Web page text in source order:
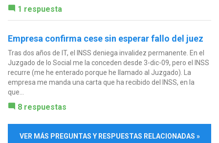
1 respuesta
Empresa confirma cese sin esperar fallo del juez
Tras dos años de IT, el INSS deniega invalidez permanente. En el
Juzgado de lo Social me la conceden desde 3-dic-09, pero el INSS
recurre (me he enterado porque he llamado al Juzgado). La
empresa me manda una carta que ha recibido del INSS, en la
que...
8 respuestas
VER MÁS PREGUNTAS Y RESPUESTAS RELACIONADAS »